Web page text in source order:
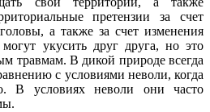
претензии за счет
а также за счет изменения
укусить друг друга, но это
травмам. В дикой природе всегда
с условиями неволи, когда
В условиях неволи они часто